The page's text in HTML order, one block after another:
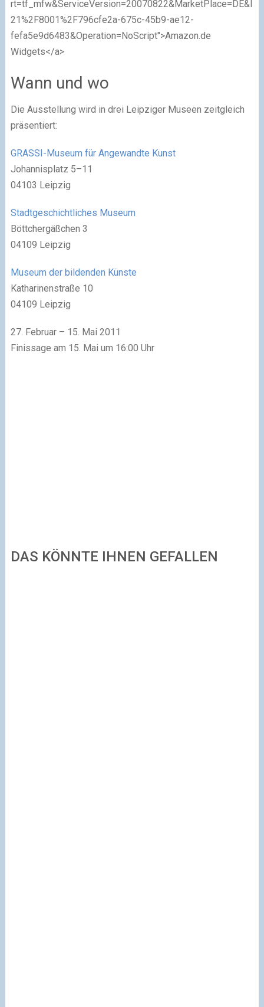
21%2F8001%2F796cfe2a-675c-45b9-ae12-
fefa5e9d6483&Operation=NoScript">Amazon.de
Widgets</a>
Wann und wo
Die Ausstellung wird in drei Leipziger Museen zeitgleich
präsentiert:
GRASSI-Museum für Angewandte Kunst
Johannisplatz 5–11
04103 Leipzig
Stadtgeschichtliches Museum
Böttchergäßchen 3
04109 Leipzig
Museum der bildenden Künste
Katharinenstraße 10
04109 Leipzig
27. Februar – 15. Mai 2011
Finissage am 15. Mai um 16:00 Uhr
DAS KÖNNTE IHNEN GEFALLEN